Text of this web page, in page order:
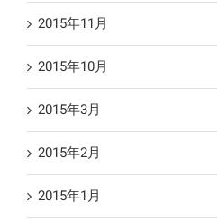
2015年11月
2015年10月
2015年3月
2015年2月
2015年1月